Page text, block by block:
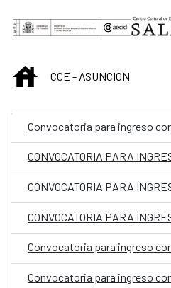
INICIOCCE - ASUNCION